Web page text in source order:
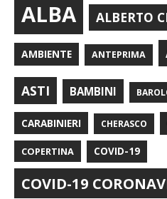
ALBA ALBERTO
AMBIENTE ANTEPRIMA
ASTI BAMBINI
CARABINIERI CHERASCO
COPERTINA COVID-19
COVID-19